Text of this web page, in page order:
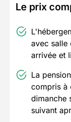
Le prix
avec salle
arrivée et
La
compris à
dimanche
suivant